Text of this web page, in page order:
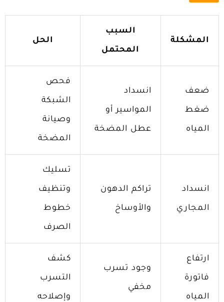
المشكلة
السبب
المحتمل
الحل
ضعف
ضغط
المياه
انسداد
المواسير أو
عطل المضخة
فحص
الشبكة
وصيانة
المضخة
انسداد
المجاري
تراكم الدهون
والأوساخ
تسليك
وتنظيف
خطوط
الصرف
ارتفاع
فاتورة
المياه
وجود تسرب
مخفي
كشف
التسرب
وإصلاحه